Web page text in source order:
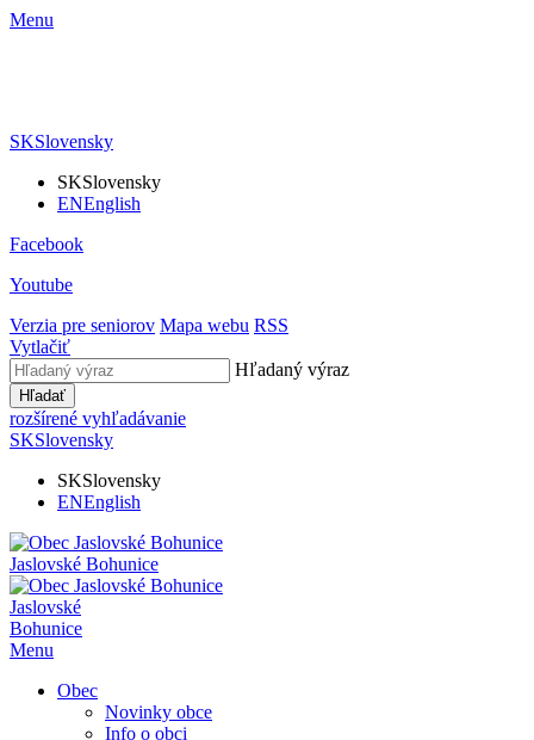
Menu
SKSlovensky
SKSlovensky
ENEnglish
Facebook
Youtube
Verzia pre seniorov Mapa webu RSS
Vytlačiť
Hľadaný výraz
Hľadať
rozšírené vyhľadávanie
SKSlovensky
SKSlovensky
ENEnglish
Jaslovské Bohunice
Jaslovské
Bohunice
Menu
Obec
Novinky obce
Info o obci